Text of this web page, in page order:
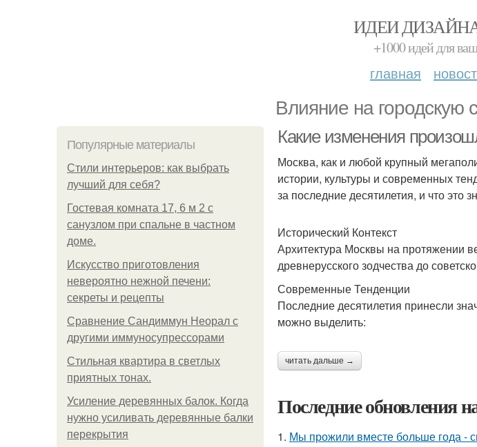
ИДЕИ
+1000 идей для
главная
Влияние на городскую
Популярные материалы
Стили интерьеров: как выбрать
лучший для себя?
Гостевая комната 17, 6 м 2 с
санузлом при спальне в частном
доме.
Искусство приготовления
невероятно нежной печени:
секреты и рецепты
Сравнение Сандиммун Неорал с
другими иммуносупрессорами
Стильная квартира в светлых
приятных тонах.
Усиление деревянных балок. Когда
нужно усиливать деревянные балки
перекрытия
Какие изменения
Москва, как и любой крупный
истории, культуры и современных
за последние десятилетия, и что это
Исторический Контекст
Архитектура Москвы на протяжении
древнерусского зодчества до
Современные Тенденции
Последние десятилетия принесли
можно выделить:
читать дальше →
Последние обновления
1. Мы прожили вместе больше года -